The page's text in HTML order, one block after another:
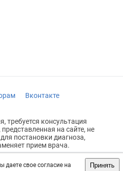
даете свое согласие на
Принять
Вконтакте
требуется консультация
на сайте, не
постановки диагноза,
прием врача.